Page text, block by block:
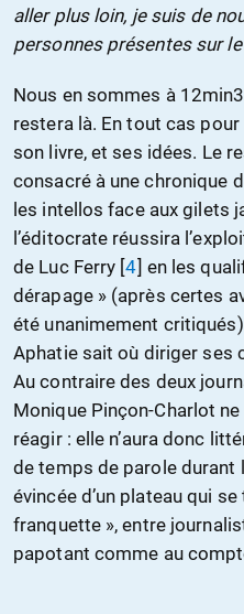
aller plus loin, je suis de
personnes présentes sur
Nous en sommes à
restera là. En tout cas
son livre, et ses idées. Le
consacré à une chronique
les intellos face aux gilets
l’éditocrate réussira
de Luc Ferry [4] en les
dérapage » (après certes
été unanimement
Aphatie sait où diriger ses
Au contraire des deux
Monique Pinçon-Charlot
réagir : elle n’aura donc
de temps de parole durant
évincée d’un plateau qui
franquette », entre
papotant comme au